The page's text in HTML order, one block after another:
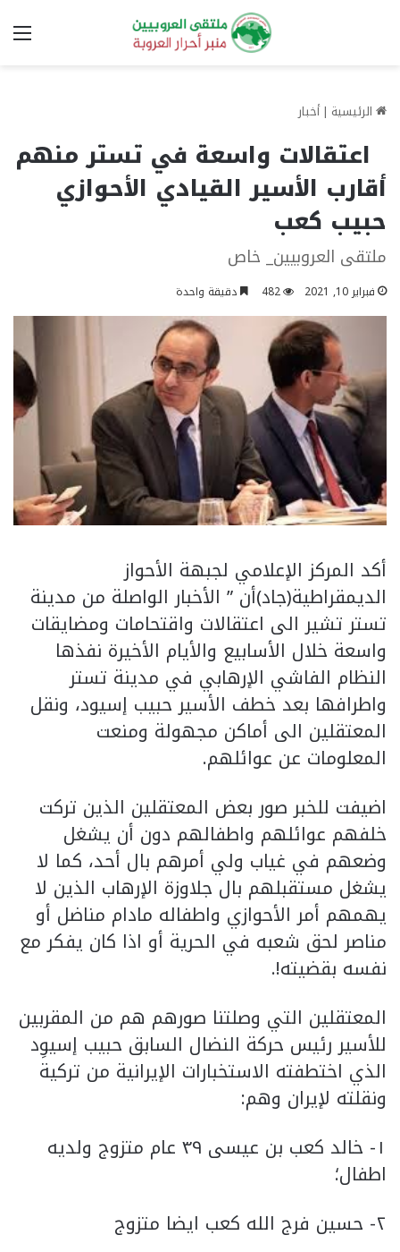
الرئيسية | أخبار
اعتقالات واسعة في تستر منهم
أقارب الأسير القيادي الأحوازي
حبيب كعب
ملتقى العروبيين_ خاص
فبراير 10, 2021 482 دقيقة واحدة
أكد المركز الإعلامي لجبهة الأحواز
الديمقراطية(جاد)أن ” الأخبار الواصلة من مدينة
تستر تشير الى اعتقالات واقتحامات ومضايقات
واسعة خلال الأسابيع والأيام الأخيرة نفذها
النظام الفاشي الإرهابي في مدينة تستر
واطرافها بعد خطف الأسير حبيب إسيود، ونقل
المعتقلين الى أماكن مجهولة ومنعت
المعلومات عن عوائلهم.
اضيفت للخبر صور بعض المعتقلين الذين تركت
خلفهم عوائلهم واطفالهم دون أن يشغل
وضعهم في غياب ولي أمرهم بال أحد، كما لا
يشغل مستقبلهم بال جلاوزة الإرهاب الذين لا
يهمهم أمر الأحوازي واطفاله مادام مناضل أو
مناصر لحق شعبه في الحرية أو اذا كان يفكر مع
نفسه بقضيته!.
المعتقلين التي وصلتنا صورهم هم من المقربين
للأسير رئيس حركة النضال السابق حبيب إسيوِد
الذي اختطفته الاستخبارات الإيرانية من تركية
ونقلته لإيران وهم:
١- خالد كعب بن عيسى ٣٩ عام متزوج ولديه
اطفال؛
٢- حسين فرج الله كعب ايضا متزوج